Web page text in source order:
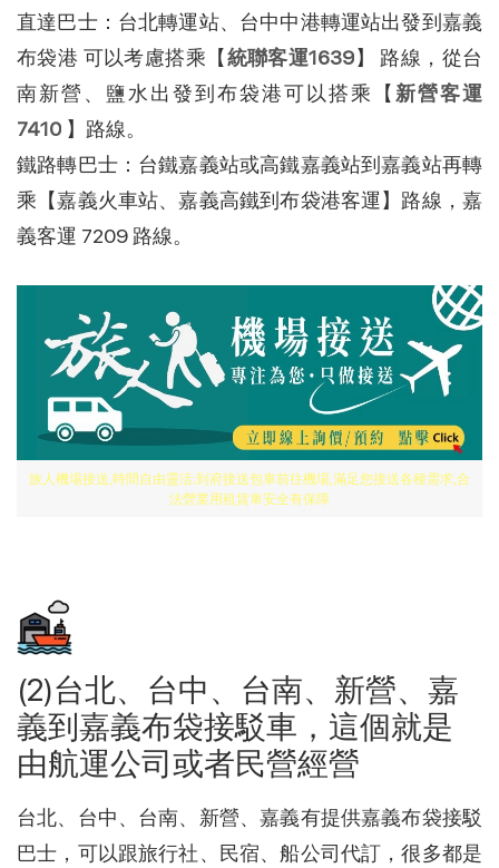
直達巴士：台北轉運站、台中中港轉運站出發到嘉義
布袋港 可以考慮搭乘【統聯客運1639】 路線，從台
南新營、鹽水出發到布袋港可以搭乘【 新營客運
7410 】路線。
鐵路轉巴士：台鐵嘉義站或高鐵嘉義站到嘉義站再轉
乘【嘉義火車站、嘉義高鐵到布袋港客運】路線，嘉
義客運 7209 路線。
旅人機場接送,時間自由靈活;到府接送包車前往機場,滿足您接送各種需求,合
法營業用租賃車安全有保障
(2)台北、台中、台南、新營、嘉
義到嘉義布袋接駁車，這個就是
由航運公司或者民營經營
台北、台中、台南、新營、嘉義有提供嘉義布袋接駁
巴士，可以跟旅行社、民宿、船公司代訂，很多都是